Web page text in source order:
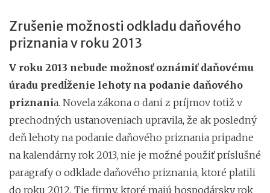
Zrušenie možnosti odkladu daňového
priznania v roku 2013
V roku 2013 nebude možnosť oznámiť daňovému
úradu predĺženie lehoty na podanie daňového
priznania. Novela zákona o dani z príjmov totiž v
prechodných ustanoveniach upravila, že ak posledný
deň lehoty na podanie daňového priznania pripadne
na kalendárny rok 2013, nie je možné použiť príslušné
paragrafy o odklade daňového priznania, ktoré platili
do roku 2012. Tie firmy, ktoré majú hospodársky rok